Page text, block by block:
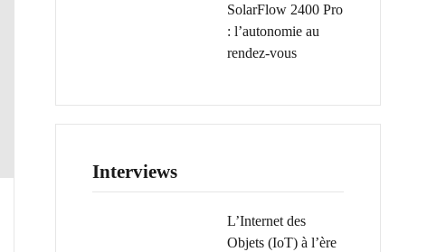
SolarFlow 2400 Pro
: l’autonomie au
rendez-vous
Interviews
L’Internet des
Objets (IoT) à l’ère